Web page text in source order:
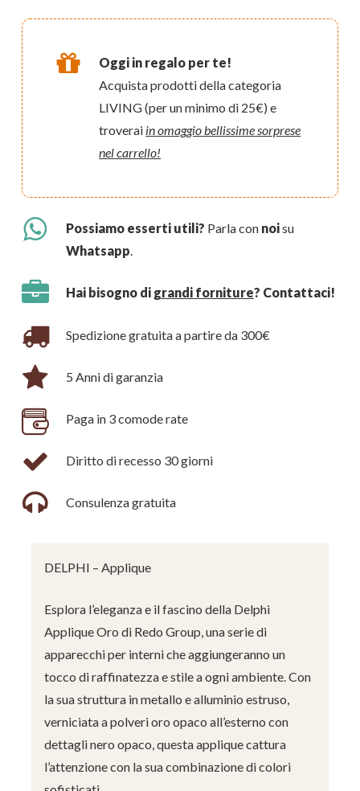
Oggi in regalo per te!
Acquista prodotti della categoria
LIVING (per un minimo di 25€) e
troverai in omaggio bellissime sorprese
nel carrello!
Possiamo esserti utili? Parla con noisu
Whatsapp
Hai bisogno di grandi forniture? Contattaci!
Spedizione gratuita a partire da 300€
5 Anni di garanzia
Paga in 3 comode rate
Diritto di recesso 30 giorni
Consulenza gratuita
DELPHI – Applique
Esplora l’eleganza e il fascino della Delphi
Applique Oro di Redo Group, una serie di
apparecchi per interni che aggiungeranno un
tocco di raffinatezza e stile a ogni ambiente. Con
la sua struttura in metallo e alluminio estruso,
verniciata a polveri oro opaco all’esterno con
dettagli nero opaco, questa applique cattura
l’attenzione con la sua combinazione di colori